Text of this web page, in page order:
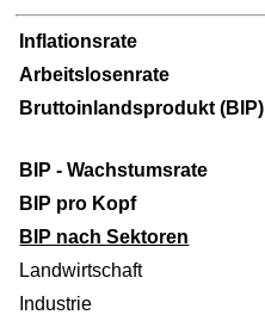
Inflationsrate
Arbeitslosenrate
Bruttoinlandsprodukt (BIP)
BIP - Wachstumsrate
BIP pro Kopf
BIP nach Sektoren
Landwirtschaft
Industrie